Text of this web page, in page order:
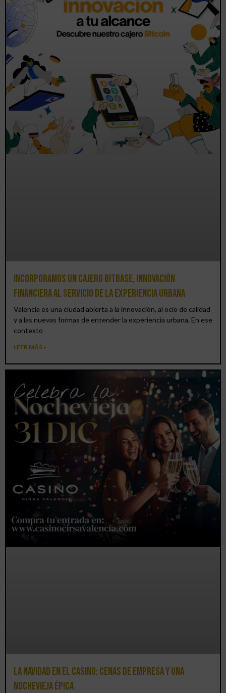
Incorporamos un cajero BitBase, innovación
financiera al servicio de la experiencia urbana
Valencia es una ciudad abierta a la innovación, al ocio de calidad
y a las nuevas formas de entender la experiencia urbana. En ese
contexto
LEER MÁS »
La Navidad en el Casino: cenas de empresa y una
Nochevieja épica